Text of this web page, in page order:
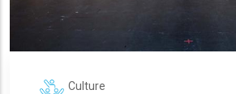
Culture